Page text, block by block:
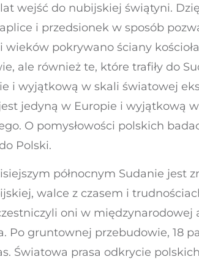
wejść do nubijskiej świątyni.
i przedsionek w sposób
pokrywano ściany
ale również te, które trafiły do
i wyjątkową w skali światowej
jedyną w Europie i
O pomysłowości polskich
Polski.
północnym Sudanie
walce z czasem i
oni w
Po gruntownej przebudowie, 18
Światowa prasa odkrycie